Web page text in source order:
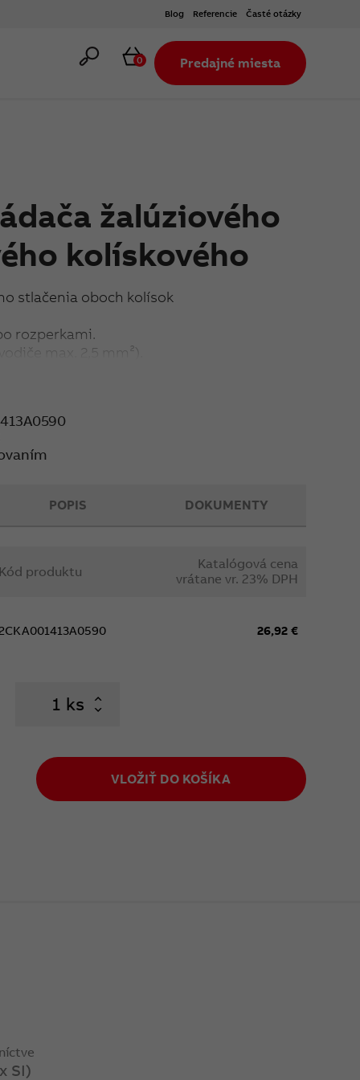
Blog Referencie Časté otázky
Hľadať Košík
0 Predajné miesta
žalúziového
kolískového
stlačenia oboch kolísok
rozperkami.
max. 2,5 mm²).
Kód produktu
Katalógová cena
vrátane vr. 23% DPH
26,92 €
ks
VLOŽIŤ DO KOŠÍKA
POPIS DOKUMENTY
SI)